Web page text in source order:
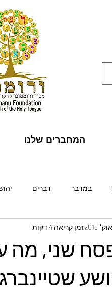
המחברים שלנו
במדבר דברים
כל המאמרים בעברית
שני, מה
שטיינברג
זמן קריאה 4 דקות